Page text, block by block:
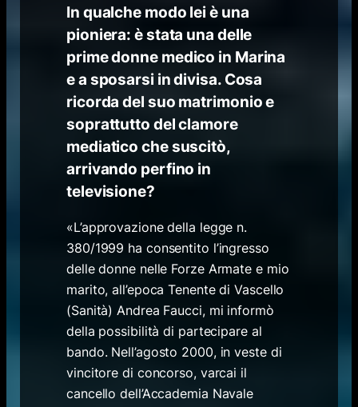
In qualche modo lei è una
pioniera: è stata una delle
prime donne medico in Marina
e a sposarsi in divisa. Cosa
ricorda del suo matrimonio e
soprattutto del clamore
mediatico che suscitò,
arrivando perfino in
televisione?
«L’approvazione della legge n.
380/1999 ha consentito l’ingresso
delle donne nelle Forze Armate e mio
marito, all’epoca Tenente di Vascello
(Sanità) Andrea Faucci, mi informò
della possibilità di partecipare al
bando. Nell’agosto 2000, in veste di
vincitore di concorso, varcai il
cancello dell’Accademia Navale